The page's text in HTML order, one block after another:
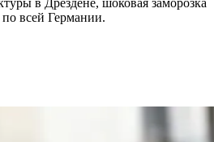
всей Германии.